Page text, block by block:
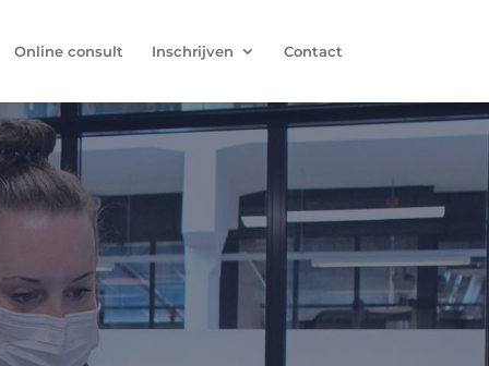
Online consult Inschrijven Contact